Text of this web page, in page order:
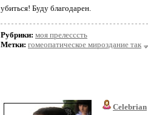
убиться! Буду благодарен.
Рубрики: моя прелесссть
Метки: гомеопатическое мироздание так
Celebrian